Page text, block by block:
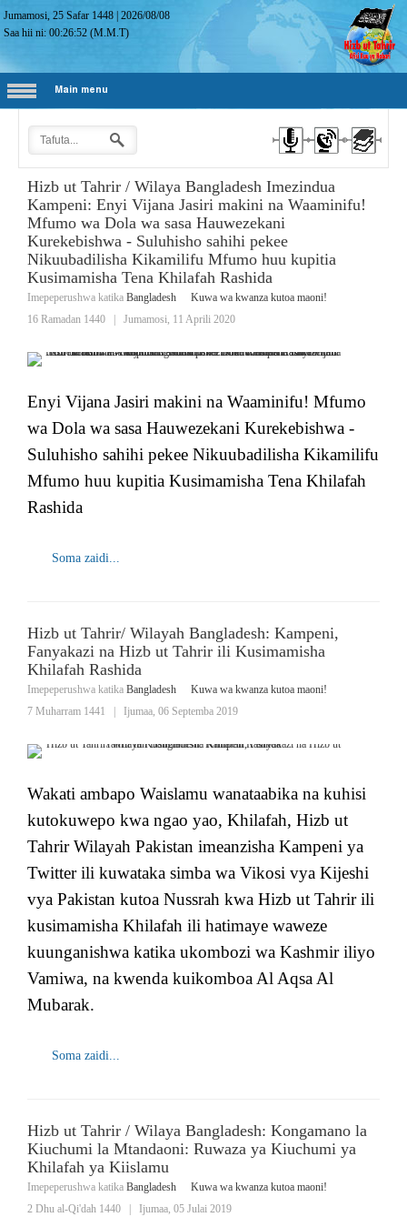
Jumamosi, 25 Safar 1448 |2026/08/08
Saa hii ni:00:26:53 (M.M.T)
Main menu
Hizb ut Tahrir / Wilaya Bangladesh Imezindua
Kampeni: Enyi Vijana Jasiri makini na Waaminifu!
Mfumo wa Dola wa sasa Hauwezekani
Kurekebishwa - Suluhisho sahihi pekee
Nikuubadilisha Kikamilifu Mfumo huu kupitia
Kusimamisha Tena Khilafah Rashida
Imepeperushwa katika Bangladesh
Kuwa wa kwanza kutoa maoni!
16 Ramadan 1440
Jumamosi, 11 Aprili 2020
Enyi Vijana Jasiri makini na Waaminifu! Mfumo
wa Dola wa sasa Hauwezekani Kurekebishwa -
Suluhisho sahihi pekee Nikuubadilisha Kikamilifu
Mfumo huu kupitia Kusimamisha Tena Khilafah
Rashida
Soma zaidi...
Hizb ut Tahrir/ Wilayah Bangladesh: Kampeni,
Fanyakazi na Hizb ut Tahrir ili Kusimamisha
Khilafah Rashida
Imepeperushwa katika Bangladesh
Kuwa wa kwanza kutoa maoni!
7 Muharram 1441
Ijumaa, 06 Septemba 2019
Wakati ambapo Waislamu wanataabika na kuhisi
kutokuwepo kwa ngao yao, Khilafah, Hizb ut
Tahrir Wilayah Pakistan imeanzisha Kampeni ya
Twitter ili kuwataka simba wa Vikosi vya Kijeshi
vya Pakistan kutoa Nussrah kwa Hizb ut Tahrir ili
kusimamisha Khilafah ili hatimaye waweze
kuunganishwa katika ukombozi wa Kashmir iliyo
Vamiwa, na kwenda kuikomboa Al Aqsa Al
Mubarak.
Soma zaidi...
Hizb ut Tahrir / Wilaya Bangladesh: Kongamano la
Kiuchumi la Mtandaoni: Ruwaza ya Kiuchumi ya
Khilafah ya Kiislamu
Imepeperushwa katika Bangladesh
Kuwa wa kwanza kutoa maoni!
2 Dhu al-Qi'dah 1440
Ijumaa, 05 Julai 2019